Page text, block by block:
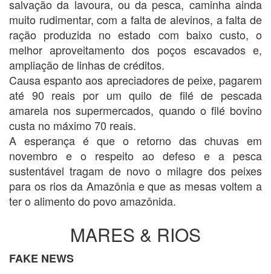
salvação da lavoura, ou da pesca, caminha ainda
muito rudimentar, com a falta de alevinos, a falta de
ração produzida no estado com baixo custo, o
melhor aproveitamento dos poços escavados e,
ampliação de linhas de créditos.
Causa espanto aos apreciadores de peixe, pagarem
até 90 reais por um quilo de filé de pescada
amarela nos supermercados, quando o filé bovino
custa no máximo 70 reais.
A esperança é que o retorno das chuvas em
novembro e o respeito ao defeso e a pesca
sustentável tragam de novo o milagre dos peixes
para os rios da Amazônia e que as mesas voltem a
ter o alimento do povo amazônida.
MARES & RIOS
FAKE NEWS